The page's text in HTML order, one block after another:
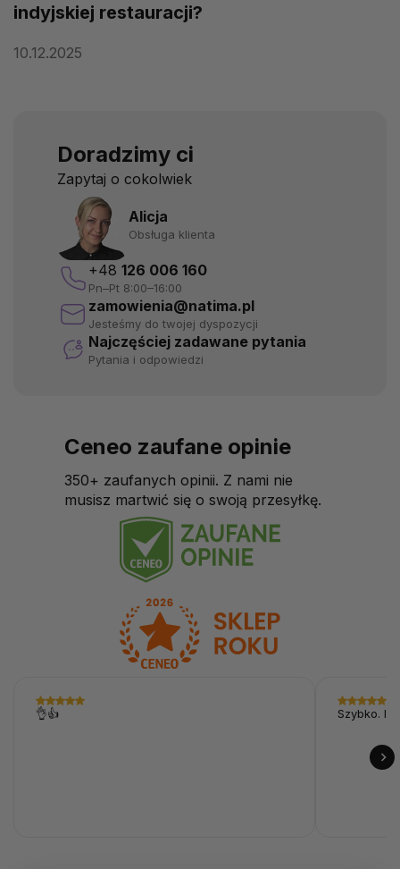
indyjskiej restauracji?
10.12.2025
Doradzimy ci
Zapytaj o cokolwiek
Alicja
Obsługa klienta
+48 126 006 160
Pn–Pt 8:00–16:00
zamowienia@natima.pl
Jesteśmy do twojej dyspozycji
Najczęściej zadawane pytania
Pytania i odpowiedzi
Ceneo zaufane opinie
350+ zaufanych opinii. Z nami nie
musisz martwić się o swoją przesyłkę.
👌👍 Szybko. I